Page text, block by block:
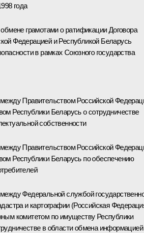
года
грамотами о ратификации Договора
Федерацией и Республикой Беларусь
в рамках Союзного государства
Правительством Российской
Республики Беларусь о сотрудничестве
собственности
Правительством Российской
Республики Беларусь по обеспечению
Федеральной службой
и картографии (Российская
комитетом по имуществу Республики
в области обмена информацией